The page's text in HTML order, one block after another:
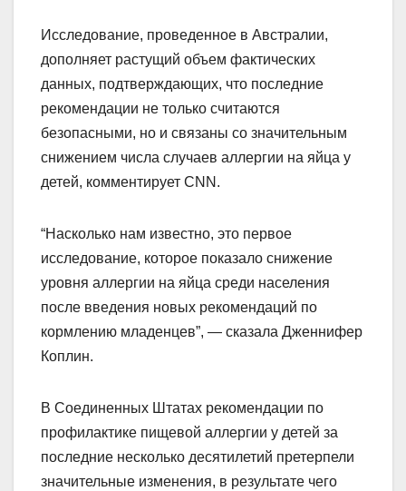
Исследование, проведенное в Австралии,
дополняет растущий объем фактических
данных, подтверждающих, что последние
рекомендации не только считаются
безопасными, но и связаны со значительным
снижением числа случаев аллергии на яйца у
детей, комментирует CNN.
“Насколько нам известно, это первое
исследование, которое показало снижение
уровня аллергии на яйца среди населения
после введения новых рекомендаций по
кормлению младенцев”, — сказала Дженнифер
Коплин.
В Соединенных Штатах рекомендации по
профилактике пищевой аллергии у детей за
последние несколько десятилетий претерпели
значительные изменения, в результате чего